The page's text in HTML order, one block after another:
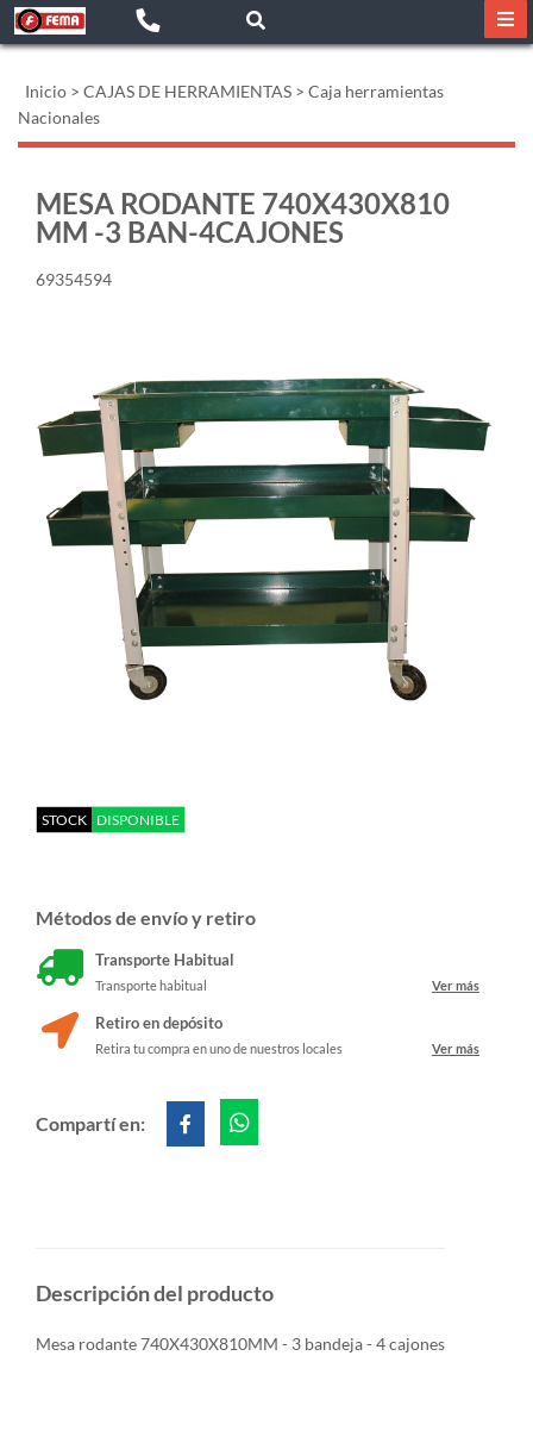
Inicio > CAJAS DE HERRAMIENTAS > Caja herramientas
Nacionales
MESA RODANTE 740X430X810
MM -3 BAN-4CAJONES
69354594
STOCK DISPONIBLE
Métodos de envío y retiro
Transporte Habitual
Transporte habitual Ver más
Retiro en depósito
Retira tu compra en uno de nuestros locales Ver más
Compartí en:
Descripción del producto
Mesa rodante 740X430X810MM - 3 bandeja - 4 cajones